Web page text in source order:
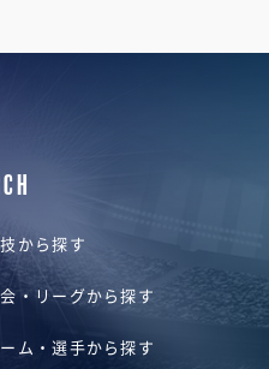
から探す
・リーグから探す
ム・選手から探す